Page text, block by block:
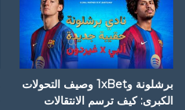
برشلونة و1xBet وصيف التحولات
الكبرى: كيف ترسم الانتقالات